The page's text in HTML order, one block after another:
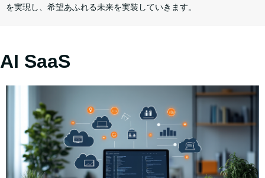
を実現し、希望あふれる未来を実装していきます。
AI SaaS